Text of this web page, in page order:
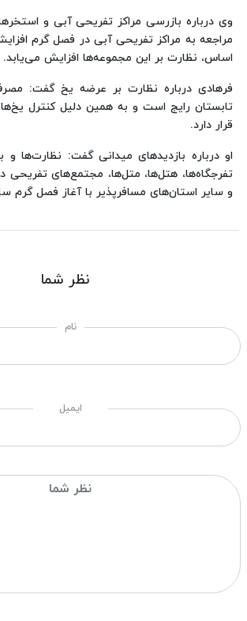
وی درباره بازرسی مراکز تفریحی آبی و
مراجعه به مراکز تفریحی آبی در فصل گرم
اساس، نظارت‌ بر این مجموعه‌ها افزایش می‌یابد.
فرهادی درباره نظارت بر عرضه یخ گفت:
تابستان رایج است و به همین دلیل کنترل
قرار دارد.
او درباره بازدیدهای میدانی گفت: نظارت‌ها و
تفرجگاه‌ها، هتل‌ها، متل‌ها، مجتمع‌های تفریحی
و سایر استان‌های مسافرپذیر با آغاز فصل گرم
نظر شما
نام
ایمیل